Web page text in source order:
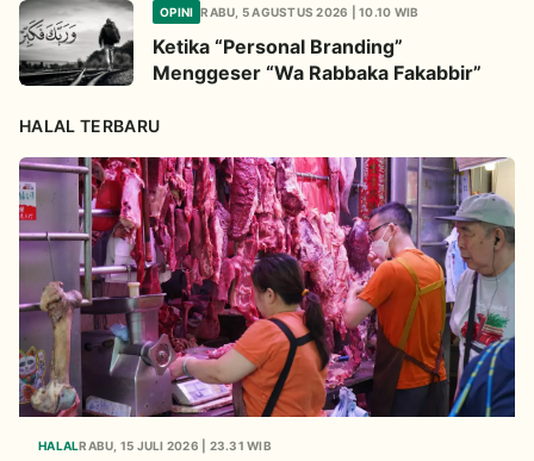
OPINI RABU, 5 AGUSTUS 2026 | 10.10 WIB
Ketika “Personal Branding”
Menggeser “Wa Rabbaka Fakabbir”
HALAL TERBARU
HALALRABU, 15 JULI 2026 | 23.31 WIB